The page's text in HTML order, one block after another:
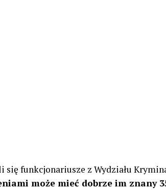
się funkcjonariusze z Wydziału
może mieć dobrze im znany